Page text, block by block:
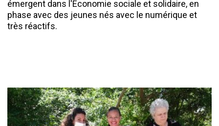
émergent dans l'Économie sociale et solidaire, en
phase avec des jeunes nés avec le numérique et
très réactifs.